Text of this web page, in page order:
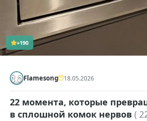
+190
Flamesong 18.05.2026
22 момента, которые
в сплошной комок нервов (